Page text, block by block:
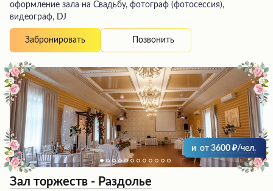
оформление зала на Свадьбу, фотограф (фотосессия),
видеограф, DJ
Забронировать Позвонить
и от 3600 /чел.
Зал торжеств - Раздолье